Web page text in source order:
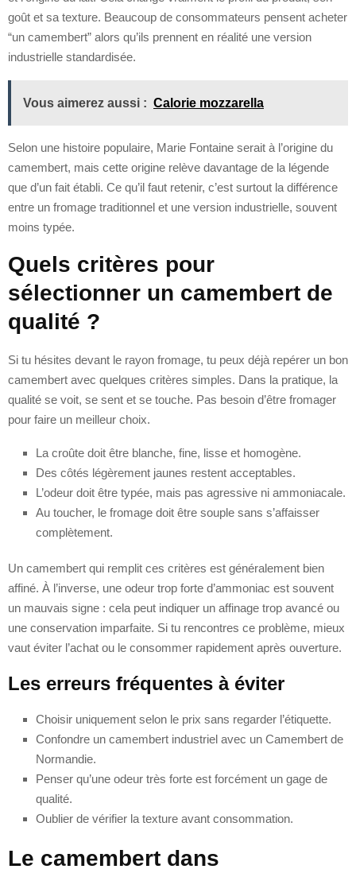
goût et sa texture. Beaucoup de consommateurs pensent acheter
“un camembert” alors qu’ils prennent en réalité une version
industrielle standardisée.
Vous aimerez aussi : Calorie mozzarella
Selon une histoire populaire, Marie Fontaine serait à l’origine du
camembert, mais cette origine relève davantage de la légende
que d’un fait établi. Ce qu’il faut retenir, c’est surtout la différence
entre un fromage traditionnel et une version industrielle, souvent
moins typée.
Quels critères pour
sélectionner un camembert de
qualité ?
Si tu hésites devant le rayon fromage, tu peux déjà repérer un bon
camembert avec quelques critères simples. Dans la pratique, la
qualité se voit, se sent et se touche. Pas besoin d’être fromager
pour faire un meilleur choix.
La croûte doit être blanche, fine, lisse et homogène.
Des côtés légèrement jaunes restent acceptables.
L’odeur doit être typée, mais pas agressive ni ammoniacale.
Au toucher, le fromage doit être souple sans s’affaisser
complètement.
Un camembert qui remplit ces critères est généralement bien
affiné. À l’inverse, une odeur trop forte d’ammoniac est souvent
un mauvais signe : cela peut indiquer un affinage trop avancé ou
une conservation imparfaite. Si tu rencontres ce problème, mieux
vaut éviter l’achat ou le consommer rapidement après ouverture.
Les erreurs fréquentes à éviter
Choisir uniquement selon le prix sans regarder l’étiquette.
Confondre un camembert industriel avec un Camembert de
Normandie.
Penser qu’une odeur très forte est forcément un gage de
qualité.
Oublier de vérifier la texture avant consommation.
Le camembert dans